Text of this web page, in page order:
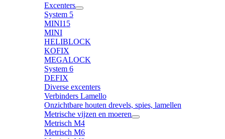
Excenters
System 5
MINI15
MINI
HELIBLOCK
KOFIX
MEGALOCK
System 6
DEFIX
Diverse excenters
Verbinders Lamello
Onzichtbare houten drevels, spies, lamellen
Metrische vijzen en moeren
Metrisch M4
Metrisch M6